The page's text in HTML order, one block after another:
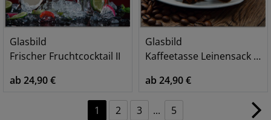
Glasbild
Frischer Fruchtcocktail II
ab 24,90 €
Glasbild
Kaffeetasse Leinensack mit Kaffeebohnen
ab 24,90 €
1 2 3 ... 5